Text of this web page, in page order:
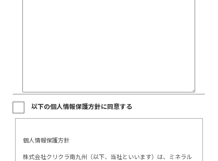
以下の個人情報保護方針に同意する
個人情報保護方針
株式会社クリクラ南九州（以下、当社といいます）は、ミネラル